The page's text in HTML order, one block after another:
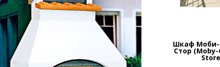
Шкаф Моби-
Стор